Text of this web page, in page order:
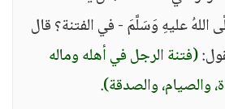
اللهُ عليهِ وَسَلَّمَ - في الفتنة؟ قال
(فتنة الرجل في أهله وماله
والصيام، والصدقة).